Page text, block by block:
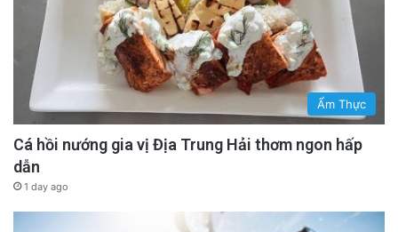
Ẩm Thực
Cá hồi nướng gia vị Địa Trung Hải thơm ngon hấp
dẫn
1 day ago